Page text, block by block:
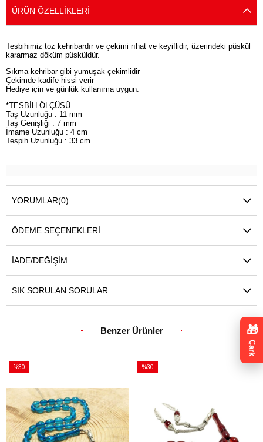
ÜRÜN ÖZELLIKLERI
Tesbihimiz toz kehribardır ve çekimi rıhat ve keyiflidir, üzerindeki püskül
kararmaz döküm püsküldür.
Sıkma kehribar gibi yumuşak çekimlidir
Çekimde kadife hissi verir
Hediye için ve günlük kullanıma uygun.
*TESBİH ÖLÇÜSÜ
Taş Uzunluğu : 11 mm
Taş Genişliği : 7 mm
İmame Uzunluğu : 4 cm
Tespih Uzunluğu : 33 cm
YORUMLAR(0)
ÖDEME SEÇENEKLERI
İADE/DEĞIŞIM
SIK SORULAN SORULAR
Benzer Ürünler
%30
%30İndirim
%30
🎁
Çark